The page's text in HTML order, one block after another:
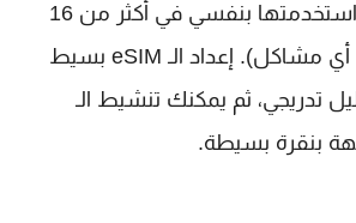
هذه الخدمة (لقد استخدمتها بنفسي في أكثر من 16
بلداً، وتعمل بدون أي مشاكل). إعداد الـ eSIM بسيط
تدريجي، ثم يمكنك تنشيط الـ